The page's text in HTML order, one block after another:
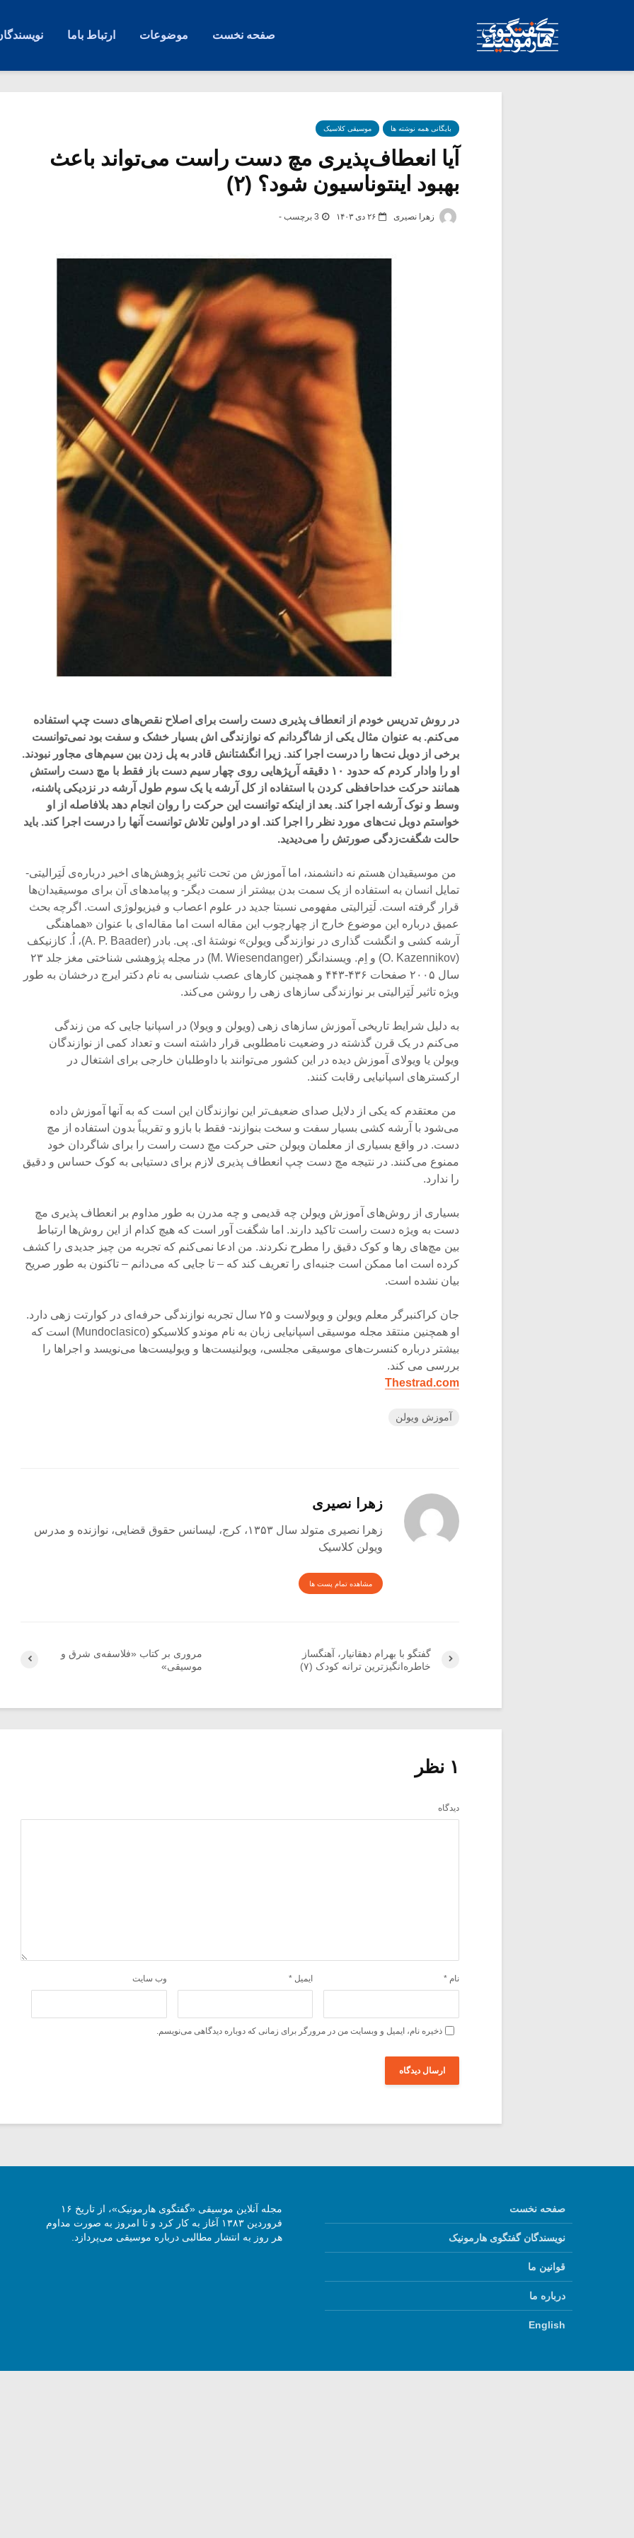
صفحه نخست موضوعات ارتباط باما
بایگانی همه نوشته ها موسیقی کلاسیک
آیا انعطاف‌پذیری مچ دست راست می‌تواند باعث
بهبود اینتوناسیون شود؟ (۲)
زهرا نصیری ۲۶ دی ۱۴۰۳ 3 برچسب -
در روش تدریس خودم از انعطاف پذیری دست راست برای اصلاح نقص‌های دست چپ استفاده
می‌کنم. به عنوان مثال یکی از شاگردانم که نوازندگی اش بسیار خشک و سفت بود نمی‌توانست
برخی از دوبل نت‌ها را درست اجرا کند. زیرا انگشتانش قادر به پل زدن بین سیم‌های مجاور نبودند.
او را وادار کردم که حدود ۱۰ دقیقه آرپژ‌هایی روی چهار سیم دست باز فقط با مچ دست راستش
همانند حرکت خداحافظی کردن با استفاده از کل آرشه یا یک سوم طول آرشه در نزدیکی پاشنه،
وسط و نوک آرشه اجرا کند. بعد از اینکه توانست این حرکت را روان انجام دهد بلافاصله از او
خواستم دوبل نت‌های مورد نظر را اجرا کند. او در اولین تلاش توانست آنها را درست اجرا کند. باید
حالت شگفت‌زدگی صورتش را می‌دیدید.
‌ من موسیقیدان هستم نه دانشمند، اما آموزش من تحت تاثیرِ پژوهش‌های اخیر درباره‌ی لَتِرالیتی-
تمایل انسان به استفاده از یک سمت بدن بیشتر از سمت دیگر- و پیامدهای آن برای موسیقیدان‌ها
قرار گرفته است. لَتِرالیتی مفهومی نسبتا جدید در علوم اعصاب و فیزیولوژی است. اگرچه بحث
عمیق درباره این موضوع خارج از چهارچوب این مقاله است اما مقاله‌ای با عنوان «هماهنگی
آرشه کشی و انگشت گذاری در نوازندگی ویولن» نوشتۀ ای. پی. بادر (A. P. Baader)، اُ. کازنیکف
(O. Kazennikov) و اِم. ویسندانگر (M. Wiesendanger) در مجله پژوهشی شناختی مغز جلد ۲۳
سال ۲۰۰۵ صفحات ۴۳۶-۴۴۳ و همچنین کارهای عصب شناسی به نام دکتر ایرج درخشان به طور
ویژه تاثیر لَتِرالیتی بر نوازندگی سازهای زهی را روشن می‌کند.‌
‌به دلیل شرایط تاریخی آموزش سازهای زهی (ویولن و ویولا) در اسپانیا جایی که من زندگی
می‌کنم در یک قرن گذشته در وضعیت نامطلوبی قرار داشته است و تعداد کمی از نوازندگان
ویولن یا ویولای آموزش دیده در این کشور می‌توانند با داوطلبان خارجی برای اشتغال در
ارکسترهای اسپانیایی رقابت کنند.‌
‌ من معتقدم که یکی از دلایل صدای ضعیف‌تر این نوازندگان این است که به آنها آموزش داده
می‌شود با آرشه کشی بسیار سفت و سخت بنوازند- فقط با بازو و تقریباً بدون استفاده از مچ
دست. در واقع بسیاری از معلمان ویولن حتی حرکت مچ دست راست را برای شاگردان خود
ممنوع می‌کنند. در نتیجه مچ دست چپ انعطاف پذیری لازم برای دستیابی به کوک حساس و دقیق
را ندارد.‌
‌بسیاری از روش‌های آموزش ویولن چه قدیمی و چه مدرن به طور مداوم بر انعطاف پذیری مچ
دست به ویژه دست راست تاکید دارند. اما شگفت آور است که هیچ کدام از این روش‌ها ارتباط
بین مچ‌های رها و کوک دقیق را مطرح نکردند. من ادعا نمی‌کنم که تجربه من چیز جدیدی را کشف
کرده است اما ممکن است جنبه‌ای را تعریف کند که – تا جایی که می‌دانم – تاکنون به طور صریح
بیان نشده است.‌
‌جان کراکنبرگر معلم ویولن و ویولاست و ۲۵ سال تجربه نوازندگی حرفه‌ای در کوارتت زهی دارد.
او همچنین منتقد مجله موسیقی اسپانیایی زبان به نام موندو کلاسیکو (Mundoclasico) است که
بیشتر درباره کنسرت‌های موسیقی مجلسی، ویولنیست‌ها و ویولیست‌ها می‌نویسد و اجراها را
بررسی می کند.‌
Thestrad.com
آموزش ویولن
زهرا نصیری
زهرا نصیری متولد سال ۱۳۵۳، کرج، لیسانس حقوق قضایی، نوازنده و مدرس
ویولن کلاسیک
مشاهده تمام پست ها
مروری بر کتاب «فلاسفه‌ی شرق و
موسیقی»
گفتگو با بهرام دهقانیار، آهنگساز
خاطره‌انگیزترین ترانه کودک (۷)
۱ نظر
دیدگاه
نام * ایمیل * وب‌ سایت
ذخیره نام، ایمیل و وبسایت من در مرورگر برای زمانی که دوباره دیدگاهی می‌نویسم.
صفحه نخست
نویسندگان گفتگوی هارمونیک
قوانین ما
درباره ما
English
مجله آنلاین موسیقی «گفتگوی هارمونیک»، از تاریخ ۱۶
فروردین ۱۳۸۳ آغاز به کار کرد و تا امروز به صورت مداوم
هر روز به انتشار مطالبی درباره موسیقی می‌پردازد.